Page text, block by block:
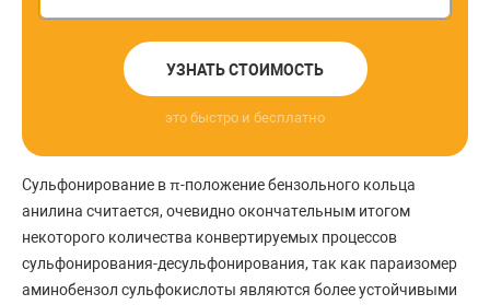
УЗНАТЬ СТОИМОСТЬ
это быстро и бесплатно
Сульфонирование в π-положение бензольного кольца
анилина считается, очевидно окончательным итогом
некоторого количества конвертируемых процессов
сульфонирования-десульфонирования, так как параизомер
аминобензол сульфокислоты являются более устойчивыми